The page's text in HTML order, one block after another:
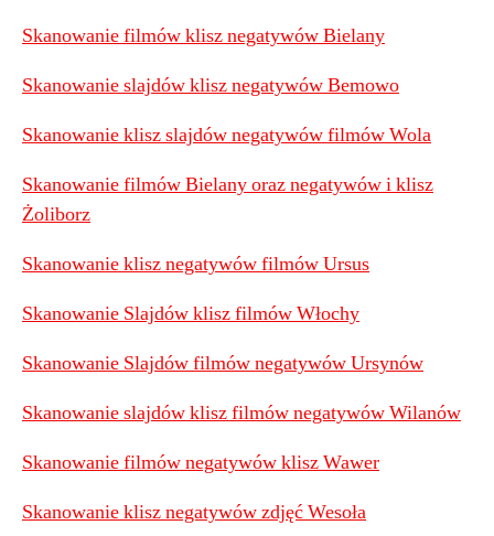
Skanowanie filmów klisz negatywów Bielany
Skanowanie slajdów klisz negatywów Bemowo
Skanowanie klisz slajdów negatywów filmów Wola
Skanowanie filmów Bielany oraz negatywów i klisz
Żoliborz
Skanowanie klisz negatywów filmów Ursus
Skanowanie Slajdów klisz filmów Włochy
Skanowanie Slajdów filmów negatywów Ursynów
Skanowanie slajdów klisz filmów negatywów Wilanów
Skanowanie filmów negatywów klisz Wawer
Skanowanie klisz negatywów zdjęć Wesoła